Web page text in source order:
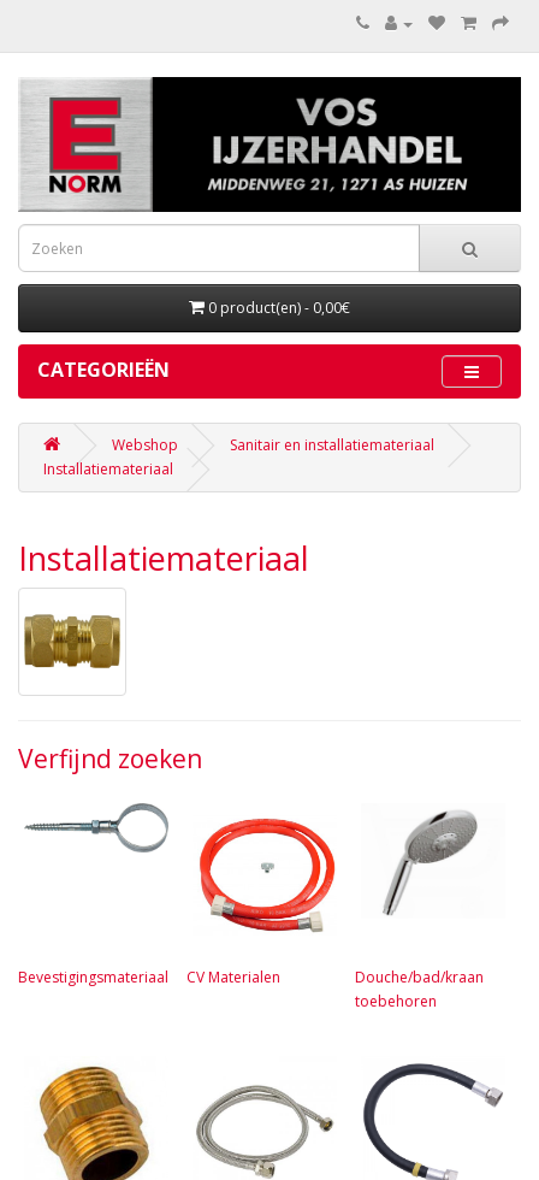
0 product(en) - 0,00€
CATEGORIEËN
Webshop
Sanitair en installatiemateriaal
Installatiemateriaal
Installatiemateriaal
Verfijnd zoeken
Bevestigingsmateriaal CV Materialen
Douche/bad/kraan
toebehoren